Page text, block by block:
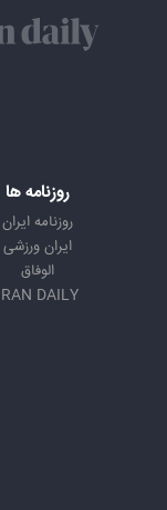
روزنامه ها
روزنامه ایران
ایران ورزشی
الوفاق
DAILY